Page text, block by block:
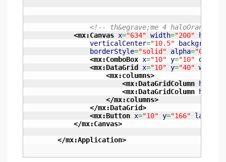
<!-- th&egrave;me 4 haloOrange --
<mx:Canvas x="634" width="200" height
verticalCenter="10.5"
borderStyle="solid" alpha="0.5"
<mx:ComboBox x="10" y="10"
<mx:DataGrid
x="10" y="40" width
<mx:columns>
<mx:DataGridColumn
<mx:DataGridColumn
</mx:columns>
</mx:DataGrid>
<mx:Button x="10" y="166" label
</mx:Canvas>
</mx:Application>